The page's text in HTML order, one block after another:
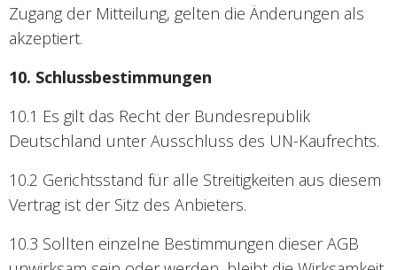
Zugang der Mitteilung, gelten die Änderungen als
akzeptiert.
10. Schlussbestimmungen
10.1 Es gilt das Recht der Bundesrepublik
Deutschland unter Ausschluss des UN-Kaufrechts.
10.2 Gerichtsstand für alle Streitigkeiten aus diesem
Vertrag ist der Sitz des Anbieters.
10.3 Sollten einzelne Bestimmungen dieser AGB